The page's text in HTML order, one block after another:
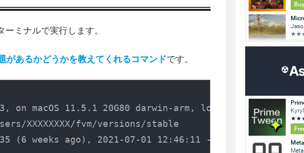
ーミナルで実行します。
があるかどうかを教えてくれるコマンドです。
macOS 11.5.1 20G80 darwin-arm, locale ja-JP)
XXXXXXXX/fvm/versions/stable
(6 weeks ago), 2021-07-01 12:46:11 -0700